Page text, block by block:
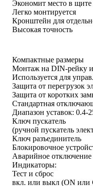
Экономит место в щите
Легко монтируется
Кронштейн для
Высокая точность
Компактные размеры
Монтаж на DIN-рейку
Используется для
Защита от перегрузок
Защита от коротких
Стандартная
Диапазон уставок: 0.4-
Ключ пускатель
(ручной пускатель
Ключ разъединитель
Блокировочное
Аварийное
Индикаторы:
Тест и сброс
вкл. или выкл (ON или